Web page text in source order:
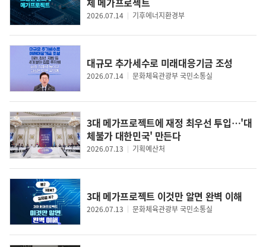
2026.07.14 기후에너지환경부
대규모 추가세수로 미래대응기금 조성
2026.07.14 문화체육관광부 국민소통실
3대 메가프로젝트에 재정 최우선 투입…'대
체불가 대한민국' 만든다
2026.07.13 기획예산처
3대 메가프로젝트 이것만 알면 완벽 이해
2026.07.13 문화체육관광부 국민소통실